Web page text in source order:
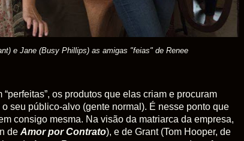
e Jane (Busy Phillips) as amigas "feias" de Renee
“perfeitas”, os produtos que elas criam e procuram
seu público-alvo (gente normal). É nesse ponto que
consigo mesma. Na visão da matriarca da empresa,
de Amor por Contrato), e de Grant (Tom Hooper, de